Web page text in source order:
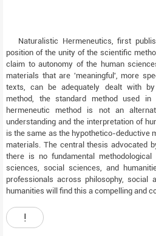
Naturalistic Hermeneutics, first
position of the unity of the scientific
claim to autonomy of the human
materials that are 'meaningful', more
texts, can be adequately dealt with by
method, the standard method used
hermeneutic method is not an
understanding and the interpretation of
is the same as the hypothetico-deductive
materials. The central thesis advocated
there is no fundamental methodological
sciences, social sciences, and
professionals across philosophy, social
humanities will find this a compelling and
!